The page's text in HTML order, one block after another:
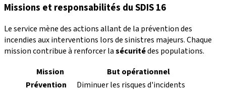
Missions et responsabilités du SDIS 16
Le service mène des actions allant de la prévention des
incendies aux interventions lors de sinistres majeurs. Chaque
mission contribue à renforcer lasécuritédes populations.
Mission
But opérationnel
Prévention
Diminuer les risques d'incidents